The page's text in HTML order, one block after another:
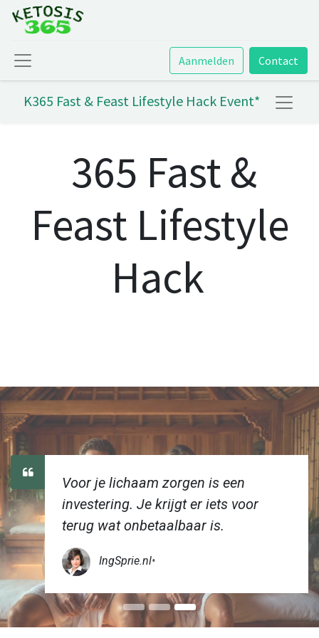
Aanmelden Contact
K365 Fast & Feast Lifestyle Hack Event*
365 Fast &
Feast Lifestyle
Hack
Voor je lichaam zorgen is een
investering. Je krijgt er iets voor
terug wat onbetaalbaar is.
IngSprie.nl•